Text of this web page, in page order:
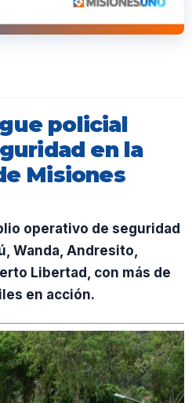
policial
en la
Misiones
operativo de seguridad
Wanda, Andresito,
Libertad, con más de
en acción.